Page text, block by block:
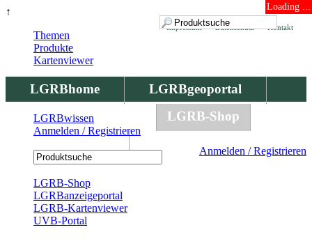
↑ Loading ...
Kontakt
Datenschutz
Impressum
LGRBhome
LGRBgeoportal
LGRBbohrungen
LGRB-Shop
Anmelden / Registrieren
Themen
Produkte
Kartenviewer
LGRBwissen
Anmelden / Registrieren
LGRB-Shop
LGRBanzeigeportal
LGRB-Kartenviewer
UVB-Portal